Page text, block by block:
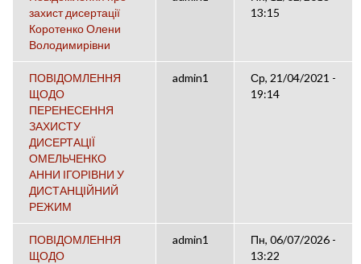
захист дисертації
Коротенко Олени
Володимирівни
13:15
ПОВІДОМЛЕННЯ
ЩОДО
ПЕРЕНЕСЕННЯ
ЗАХИСТУ
ДИСЕРТАЦІЇ
ОМЕЛЬЧЕНКО
АННИ ІГОРІВНИ У
ДИСТАНЦІЙНИЙ
РЕЖИМ
admin1
Ср, 21/04/2021 -
19:14
ПОВІДОМЛЕННЯ
ЩОДО
admin1
Пн, 06/07/2026 -
13:22